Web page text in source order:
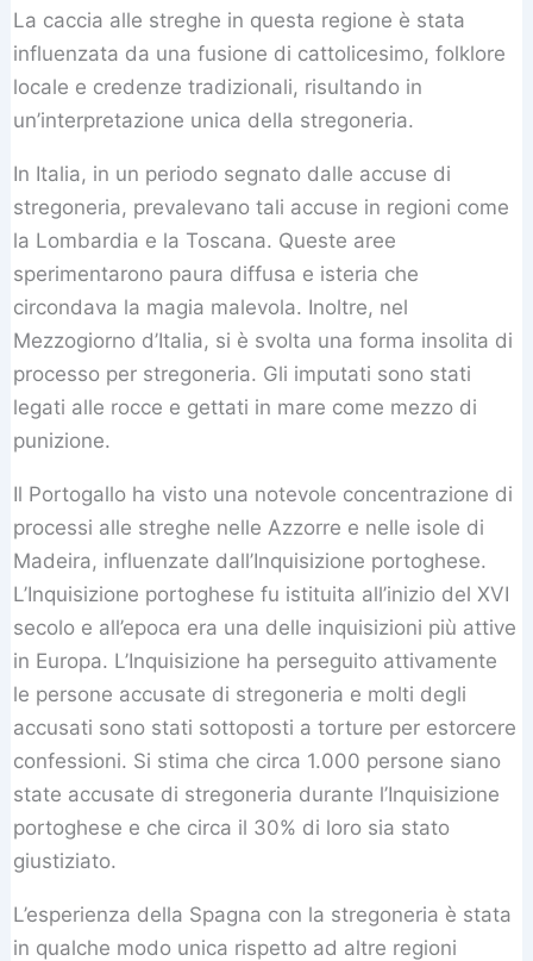
La caccia alle streghe in questa regione è stata
influenzata da una fusione di cattolicesimo, folklore
locale e credenze tradizionali, risultando in
un’interpretazione unica della stregoneria.
In Italia, in un periodo segnato dalle accuse di
stregoneria, prevalevano tali accuse in regioni come
la Lombardia e la Toscana. Queste aree
sperimentarono paura diffusa e isteria che
circondava la magia malevola. Inoltre, nel
Mezzogiorno d’Italia, si è svolta una forma insolita di
processo per stregoneria. Gli imputati sono stati
legati alle rocce e gettati in mare come mezzo di
punizione.
Il Portogallo ha visto una notevole concentrazione di
processi alle streghe nelle Azzorre e nelle isole di
Madeira, influenzate dall’Inquisizione portoghese.
L’Inquisizione portoghese fu istituita all’inizio del XVI
secolo e all’epoca era una delle inquisizioni più attive
in Europa. L’Inquisizione ha perseguito attivamente
le persone accusate di stregoneria e molti degli
accusati sono stati sottoposti a torture per estorcere
confessioni. Si stima che circa 1.000 persone siano
state accusate di stregoneria durante l’Inquisizione
portoghese e che circa il 30% di loro sia stato
giustiziato.
L’esperienza della Spagna con la stregoneria è stata
in qualche modo unica rispetto ad altre regioni